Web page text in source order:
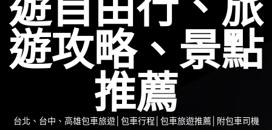
遊攻略、景點
推薦
台北、台中、高雄包車旅遊│包車行程│包車旅遊推薦│附包車司機